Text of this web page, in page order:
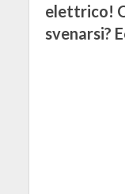
elettrico!
svenarsi?